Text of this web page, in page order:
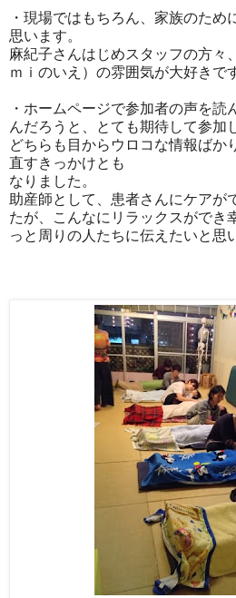
・現場ではもちろん、家族のため
思います。
麻紀子さんはじめスタッフの方々
ｍｉのいえ）の雰囲気が大好きで
・ホームページで参加者の声を読
んだろうと、とても期待して参加
どちらも目からウロコな情報ばか
直すきっかけとも
なりました。
助産師として、患者さんにケアが
たが、こんなにリラックスができ
っと周りの人たちに伝えたいと思